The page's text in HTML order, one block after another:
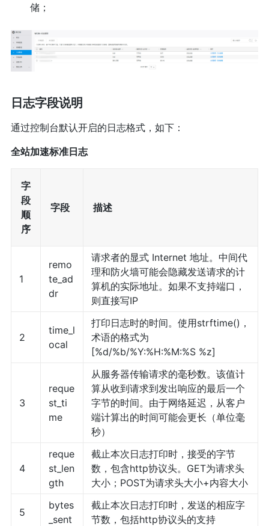
储；
日志字段说明
通过控制台默认开启的日志格式，如下：
全站加速标准日志
字
段
顺
序
字段 描述
1
remo
te_ad
dr
请求者的显式 Internet 地址。中间代
理和防火墙可能会隐藏发送请求的计
算机的实际地址。如果不支持端口，
则直接写IP
2
time_l
ocal
打印日志时的时间。使用strftime()，
术语的格式为
[%d/%b/%Y:%H:%M:%S %z]
3
reque
st_ti
me
从服务器传输请求的毫秒数。该值计
算从收到请求到发出响应的最后一个
字节的时间。由于网络延迟，从客户
端计算出的时间可能会更长（单位毫
秒）
4
reque
st_len
gth
截止本次日志打印时，接受的字节
数，包含http协议头。GET为请求头
大小；POST为请求头大小+内容大小
5
bytes
_sent
截止本次日志打印时，发送的相应字
节数，包括http协议头的支持